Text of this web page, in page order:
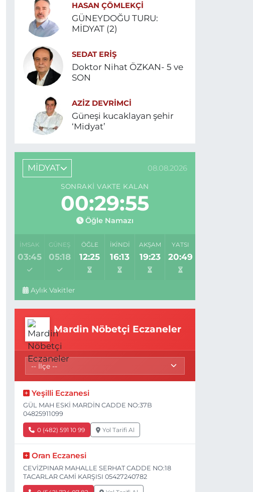
HASAN ÇÖMLEKÇİ
GÜNEYDOĞU TURU:
MİDYAT (2)
SEDAT ERİŞ
Doktor Nihat ÖZKAN- 5 ve
SON
AZIZ DEVRIMCI
Güneşi kucaklayan şehir
‘Midyat’
MİDYAT 08.08.2026
SONRAKI VAKTE KALAN
00:29:55
Öğle Namazı
İMSAK
03:45
GÜNEŞ
05:18
ÖĞLE
12:25
İKINDI
16:13
AKŞAM
19:23
YATSI
20:49
Aylık Vakitler
Mardin Nöbetçi Eczaneler
Yeşilli Eczanesi
GÜL MAH ESKİ MARDİN CADDE NO:37B
04825911099
0 (482) 591 10 99 Yol Tarifi Al
Oran Eczanesi
CEVİZPINAR MAHALLE SERHAT CADDE NO:18
TACARLAR CAMİ KARŞISI 05427240782